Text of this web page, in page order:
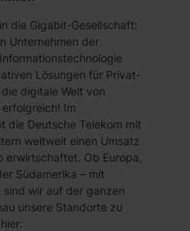
die Gigabit-Gesellschaft:
Unternehmen der
Lösungen für Privat-
digitale Welt von
Im
die Deutsche Telekom mit
weltweit einen Umsatz
erwirtschaftet. Ob Europa,
Südamerika – mit
sind wir auf der ganzen
unsere Standorte zu